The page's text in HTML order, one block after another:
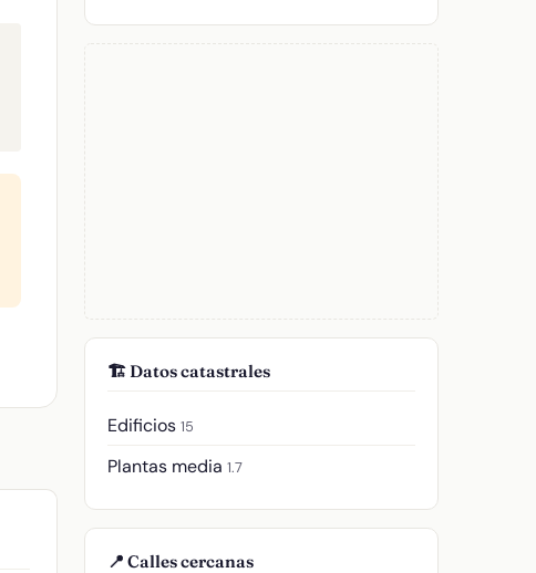
🏗️ Datos catastrales
Edificios 15
Plantas media 1.7
📍 Calles cercanas